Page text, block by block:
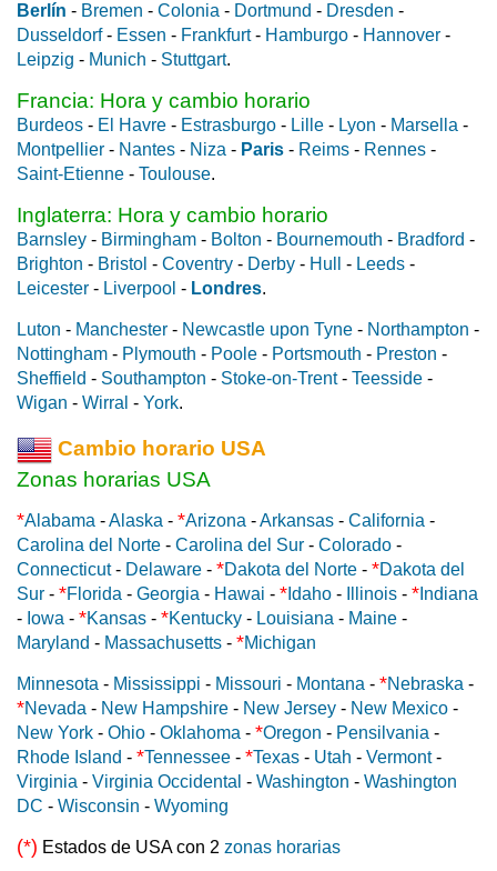
Berlín - Bremen - Colonia - Dortmund - Dresden -
Dusseldorf- Essen - Frankfurt- Hamburgo - Hannover -
Leipzig - Munich - Stuttgart.
Francia: Hora y cambio horario
Burdeos - El Havre - Estrasburgo - Lille - Lyon - Marsella -
Montpellier - Nantes - Niza - Paris - Reims - Rennes -
Saint-Etienne - Toulouse.
Inglaterra: Hora y cambio horario
Barnsley - Birmingham - Bolton - Bournemouth - Bradford -
Brighton - Bristol - Coventry - Derby - Hull - Leeds -
Leicester - Liverpool - Londres.
Luton - Manchester - Newcastle upon Tyne - Northampton -
Nottingham - Plymouth - Poole - Portsmouth - Preston -
Sheffield - Southampton - Stoke-on-Trent- Teesside -
Wigan - Wirral - York.
Cambio horario USA
Zonas horarias USA
*Alabama -Alaska - *Arizona -Arkansas - California -
Carolina del Norte - Carolina del Sur - Colorado -
Connecticut- Delaware - *Dakota del Norte - *Dakota del
Sur - *Florida - Georgia - Hawai - * Idaho - Illinois - * Indiana
- Iowa - *Kansas - *Kentucky - Louisiana - Maine -
Maryland - Massachusetts - *Michigan
Minnesota - Mississippi - Missouri - Montana - *Nebraska -
*Nevada - New Hampshire - New Jersey - New Mexico -
New York - Ohio - Oklahoma - *Oregon - Pensilvania -
Rhode Island - *Tennessee - *Texas - Utah - Vermont-
Virginia - Virginia Occidental - Washington - Washington
DC - Wisconsin - Wyoming
(*) Estados de USA con 2 zonas horarias